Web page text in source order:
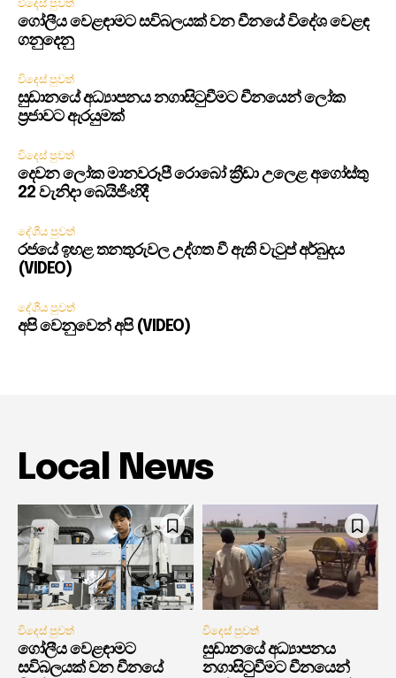
විදෙස් පුවත්
ගෝලීය වෙළඳාමට සවිබලයක් වන චීනයේ විදේශ වෙළඳ
ගනුදෙනු
විදෙස් පුවත්
සුඩානයේ අධ්‍යාපනය නගාසිටුවීමට චීනයෙන් ලෝක
ප්‍රජාවට ඇරයුමක්
විදෙස් පුවත්
දෙවන ලෝක මානවරූපී රොබෝ ක්‍රීඩා උලෙළ අගෝස්තු
22 වැනිදා බෙයිජිංහිදී
දේශීය පුවත්
රජයේ ඉහළ තනතුරුවල උද්ගත වී ඇති වැටුප් අර්බුදය
(VIDEO)
දේශීය පුවත්
අපි වෙනුවෙන් අපි (VIDEO)
Local News
විදෙස් පුවත්
ගෝලීය වෙළඳාමට
සවිබලයක් වන චීනයේ
විදෙස් පුවත්
සුඩානයේ අධ්‍යාපනය
නගාසිටුවීමට චීනයෙන්